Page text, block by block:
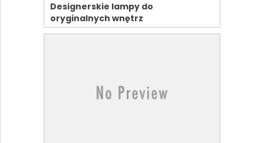
Designerskie lampy do
oryginalnych wnętrz